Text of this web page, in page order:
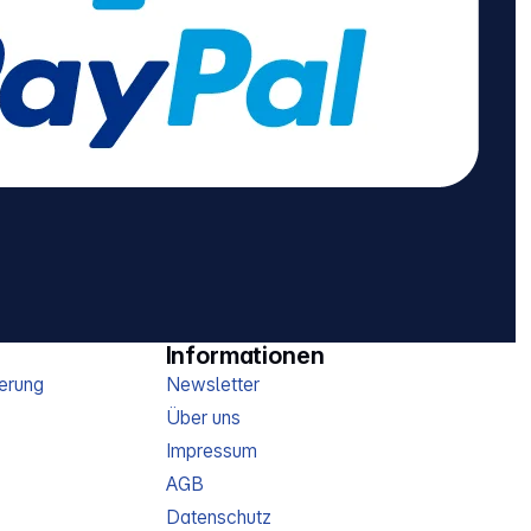
Informationen
Newsletter
Über uns
Impressum
AGB
Datenschutz